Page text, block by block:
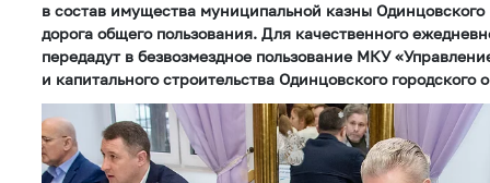
в состав имущества муниципальной казны Одинцовского
дорога общего пользования. Для качественного
передадут в безвозмездное пользование МКУ
и капитального строительства Одинцовского городского